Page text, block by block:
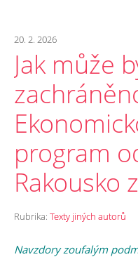
20. 2. 2026
Jak může
program
Rakousko
Rubrika: Texty jiných autorů
Navzdory zoufalým